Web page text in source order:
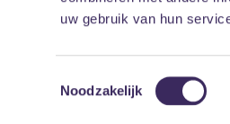
uw gebruik van hun
Toestemmingsselectie
Noodzakelijk
Privacy & cookies